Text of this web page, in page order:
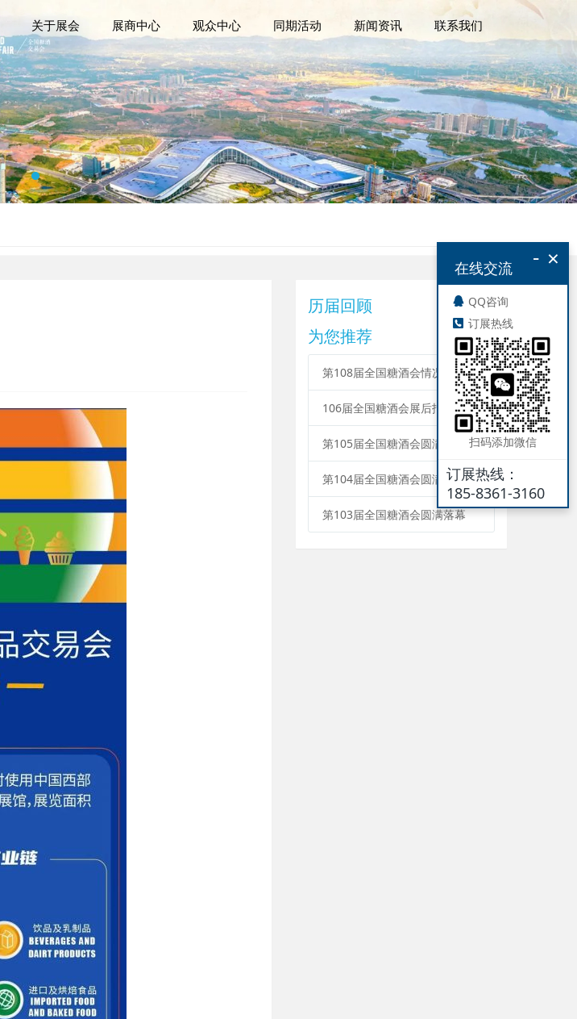
关于展会 展商中心 观众中心 同期活动 新闻资讯 联系我们
历届回顾
为您推荐
第108届全国糖酒会情况通报
106届全国糖酒会展后报告
第105届全国糖酒会圆满落幕
第104届全国糖酒会圆满落幕
第103届全国糖酒会圆满落幕
×
-
在线交流
QQ咨询
订展热线
扫码添加微信
订展热线：
185-8361-3160